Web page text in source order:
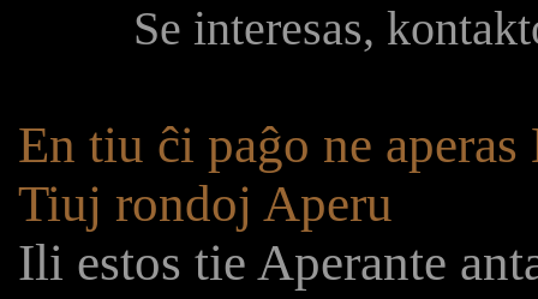
Se interesas,
En tiu ĉi paĝo ne
Tiuj rondoj Aperu
Ili estos tie Aperante